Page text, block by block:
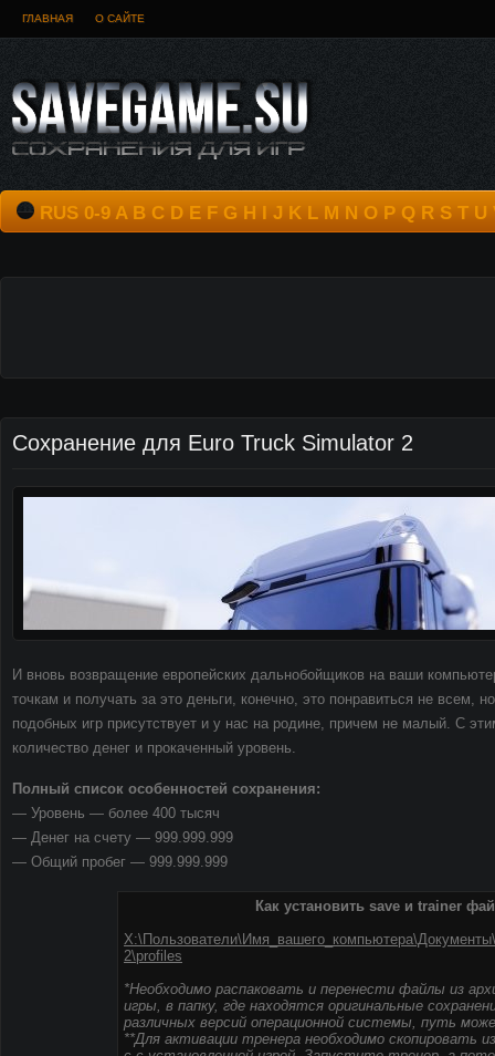
ГЛАВНАЯ О САЙТЕ
RUS 0-9 A B C D E F G H I J K L M N O P Q R S T U
Сохранение для Euro Truck Simulator 2
И вновь возвращение европейских дальнобойщиков на ваши
точкам и получать за это деньги, конечно, это понравиться не всем,
подобных игр присутствует и у нас на родине, причем не малый. С
количество денег и прокаченный уровень.
Полный список особенностей сохранения:
— Уровень — более 400 тысяч
— Денег на счету — 999.999.999
— Общий пробег — 999.999.999
Как установить save и trainer
2\profiles
*Необходимо распаковать и перенести файлы из
игры, в папку, где находятся оригинальные
различных версий операционной системы, путь
**Для активации тренера необходимо скопировать